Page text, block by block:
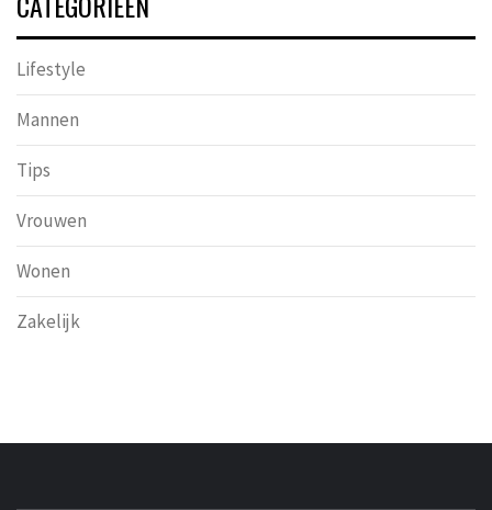
Lifestyle
Mannen
Tips
Vrouwen
Wonen
Zakelijk